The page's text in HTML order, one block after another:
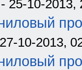
- 25-10-2013,
10-2013,